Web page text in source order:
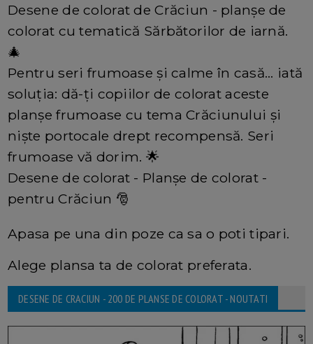
Desene de colorat de Crăciun - planșe de
colorat cu tematică Sărbătorilor de iarnă.
🎄
Pentru seri frumoase și calme în casă... iată
soluția: dă-ți copiilor de colorat aceste
planșe frumoase cu tema Crăciunului și
niște portocale drept recompensă. Seri
frumoase vă dorim. 🌟
Desene de colorat - Planșe de colorat -
pentru Crăciun 🎅
Apasa pe una din poze ca sa o poti tipari.
Alege plansa ta de colorat preferata.
DESENE DE CRACIUN - 200 DE PLANSE DE COLORAT - NOUTATI